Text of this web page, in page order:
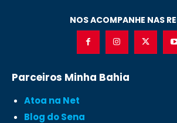
NOS ACOMPANHE NAS
Parceiros Minha Bahia
Atoa na Net
Blog do Sena